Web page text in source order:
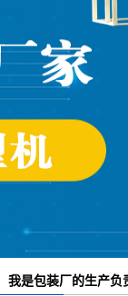
塑料
我是包装厂的生产负